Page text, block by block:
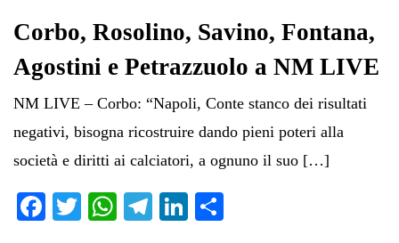
Corbo, Rosolino, Savino, Fontana,
Agostini e Petrazzuolo a NM LIVE
NM LIVE – Corbo: “Napoli, Conte stanco dei risultati
negativi, bisogna ricostruire dando pieni poteri alla
società e diritti ai calciatori, a ognuno il suo […]
Fa T
W
Te
Li